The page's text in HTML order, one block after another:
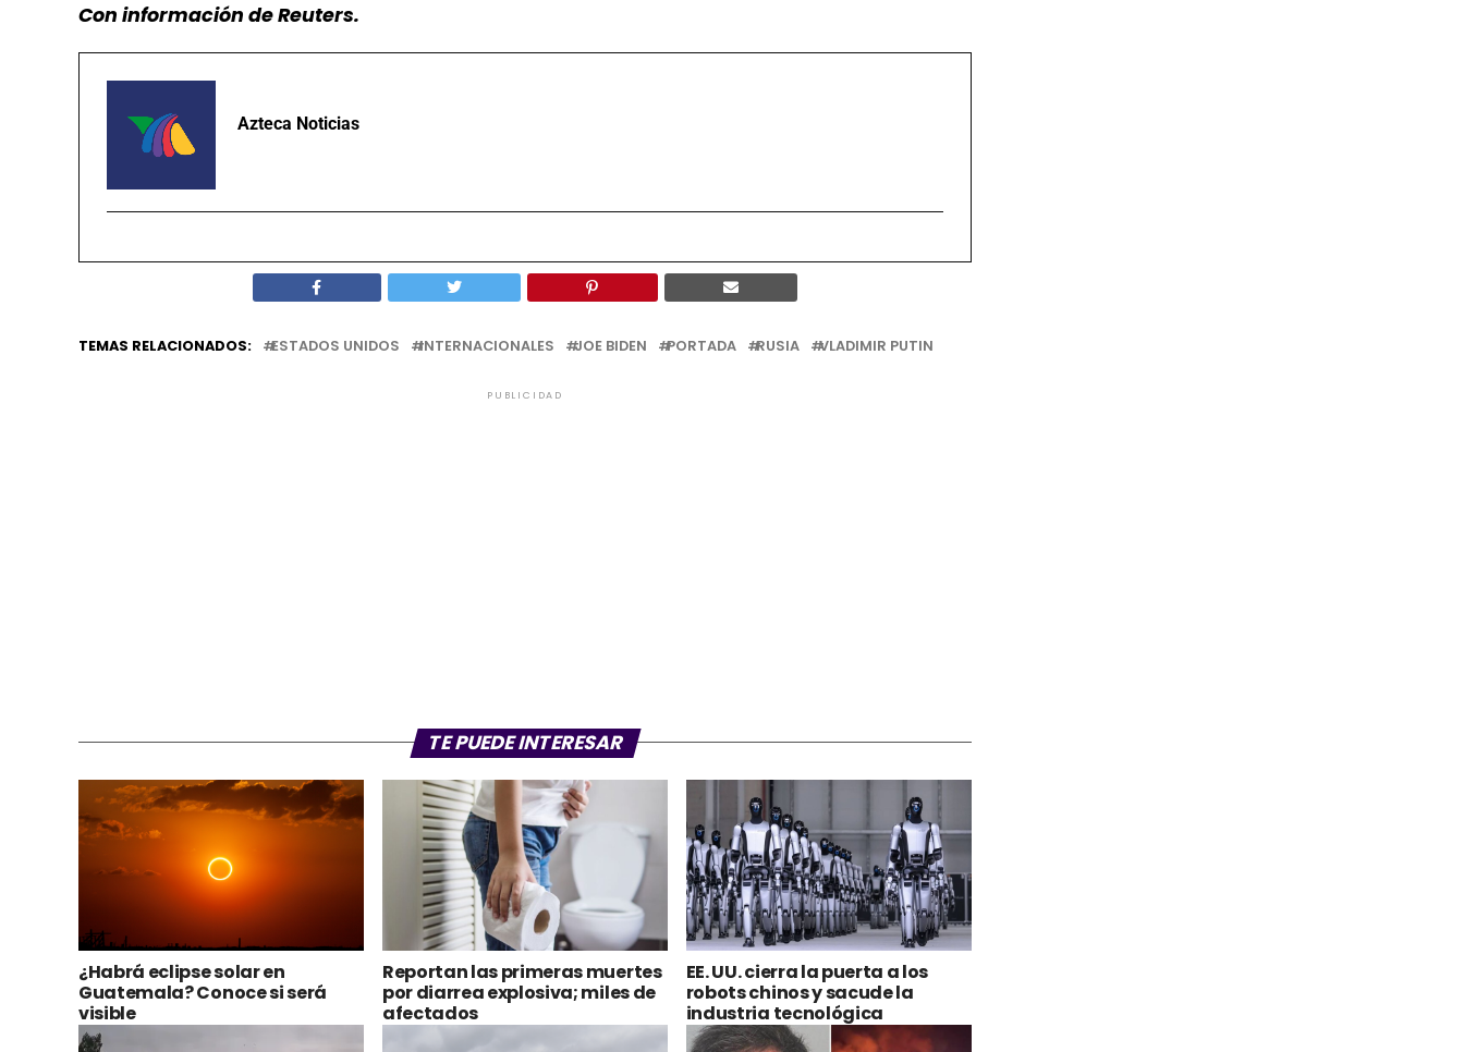
Con información de Reuters.
Azteca Noticias
TEMAS RELACIONADOS: ESTADOS UNIDOS INTERNACIONALES JOE BIDEN PORTADA RUSIA VLADIMIR PUTIN
PUBLICIDAD
TE PUEDE INTERESAR
¿Habrá eclipse solar en
Guatemala? Conoce si será
visible
Reportan las primeras muertes
por diarrea explosiva; miles de
afectados
EE. UU. cierra la puerta a los
robots chinos y sacude la
industria tecnológica